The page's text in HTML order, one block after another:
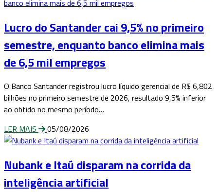
Lucro do Santander cai 9,5% no primeiro
semestre, enquanto banco elimina mais
de 6,5 mil empregos
O Banco Santander registrou lucro líquido gerencial de R$ 6,802
bilhões no primeiro semestre de 2026, resultado 9,5% inferior
ao obtido no mesmo período…
LER MAIS
05/08/2026
Nubank e Itaú disparam na corrida da
inteligência artificial